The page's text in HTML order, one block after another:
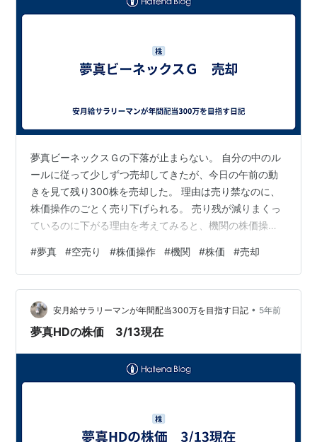
夢真ビーネックスＧの下落が止まらない。 自分の中のル
ールに従って少しずつ売却してきたが、今日の午前の動
きを見て残り300株を売却した。 理由は売り禁なのに、
株価操作のごとく売り下げられる。 売り残が減りまくっ
ているのに下がる理由を考えてみると、機関の株価操作
ぎる。 さらに日々公表信用残によると、買い残が増えて
いる。 このパターンだと更に売り下げられる可能性もあ
ることから利益を確定した。 ただ、このタイミングで売
り禁が解除されたので、明日は空売りを仕掛ける個人が
担ぎ上げられる可能性もある。 しばらくは激しく上下す
#夢真 #空売り #株価操作 #機関 #株価 #売却
安月給サラリーマンが年間配当300万を目指す日記 • 5年前
夢真HDの株価 3/13現在